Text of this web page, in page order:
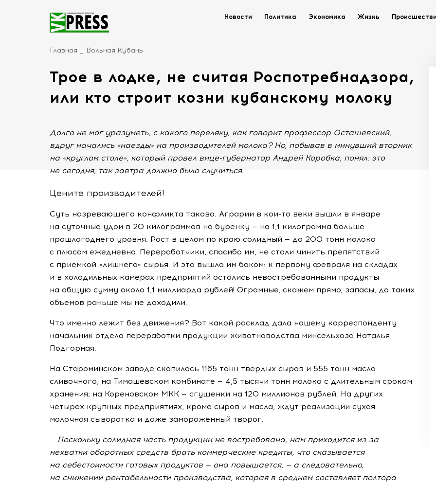
Новости Политика Экономика Жизнь
Главная Вольная Кубань
Трое в лодке, не считая Роспотребнадзора,
или кто строит козни кубанскому молоку
Долго не мог уразуметь, с какого переляку, как говорит профессор Осташевский,
вдруг начались «наезды» на производителей молока? Но, побывав в минувший вторник
на «круглом столе», который провел вице-губернатор Андрей Коробка, понял: это
не сегодня, так завтра должно было случиться.
Цените производителей!
Суть назревающего конфликта такова. Аграрии в кои-то веки вышли в январе
на суточные удои в 20 килограммов на буренку — на 1,1 килограмма больше
прошлогоднего уровня. Рост в целом по краю солидный — до 200 тонн молока
с плюсом ежедневно. Переработчики, спасибо им, не стали чинить препятствий
с приемкой «лишнего» сырья. И это вышло им боком: к первому февраля на складах
и в холодильных камерах предприятий остались невостребованными продукты
на общую сумму около 1,1 миллиарда рублей! Огромные, скажем прямо, запасы, до таких
объемов раньше мы не доходили.
Что именно лежит без движения? Вот какой расклад дала нашему корреспонденту
начальник отдела переработки продукции животноводства минсельхоза Наталья
Подгорная.
На Староминском заводе скопилось 1165 тонн твердых сыров и 555 тонн масла
сливочного; на Тимашевском комбинате — 4,5 тысячи тонн молока с длительным сроком
хранения; на Кореновском МКК — сгущенки на 120 миллионов рублей. На других
четырех крупных предприятиях, кроме сыров и масла, ждут реализации сухая
молочная сыворотка и даже замороженный творог.
— Поскольку солидная часть продукции не востребована, нам приходится из-за
нехватки оборотных средств брать коммерческие кредиты, что сказывается
на себестоимости готовых продуктов — она повышается, — а следовательно,
на снижении рентабельности производства, которая в среднем составляет полтора